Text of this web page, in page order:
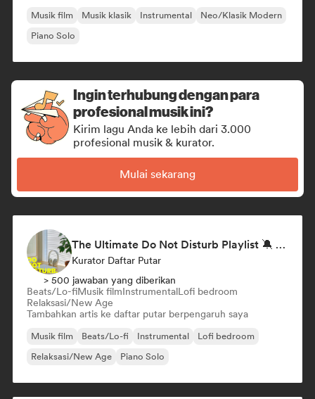
Musik film Musik klasik Instrumental
Neo/Klasik Modern
Piano Solo
Ingin terhubung dengan para
profesional musik ini?
Kirim lagu Anda ke lebih dari 3.000
profesional musik & kurator.
Mulai sekarang
The Ultimate Do Not Disturb Playlist 🔕 Neo-Classical & Ambient Piano
Kurator Daftar Putar
> 500 jawaban yang diberikan
Beats/Lo-fiMusik filmInstrumentalLofi bedroom
Relaksasi/New Age
Tambahkan artis ke daftar putar berpengaruh saya
Musik film Beats/Lo-fi Instrumental
Lofi bedroom
Relaksasi/New Age
Piano Solo